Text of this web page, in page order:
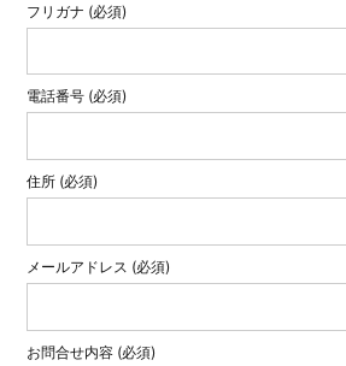
フリガナ (必須)
電話番号 (必須)
住所 (必須)
メールアドレス (必須)
お問合せ内容 (必須)